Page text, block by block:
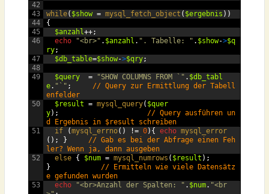
42
43
44
45
46
47
48
49
50
51
52
53
while( $show = mysql_fetch_object ( $ergebnis ))
{
$anzahl++;
echo
"<br>" . $anzahl . ". Tabelle: " . $show->$q
ry;
$db_table=$show->$qry;
$query = "SHOW COLUMNS FROM `" . $db_tabl
e. "`" ;
// Query zur Ermittlung der Tabell
enfelder
$result = mysql_query( $quer
y);
// Query ausführen un
d Ergebnis in $result schreiben
if
(mysql_errno() != 0){ echo mysql_error
();
}
// Gab es bei der Abfrage einen Feh
ler? Wenn ja, dann ausgeben
else { $num = mysql_numrows ( $result );
}
// Ermitteln wie viele Datensätz
e gefunden wurden
echo
"<br>Anzahl der Spalten: " . $num. "<br